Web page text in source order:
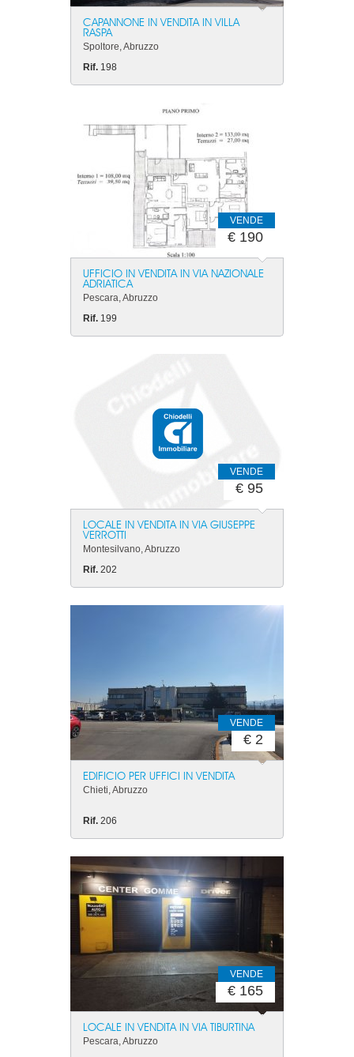
CAPANNONE IN VENDITA IN VILLA
RASPA
Spoltore, Abruzzo
Rif. 198
VENDE
€ 190
UFFICIO IN VENDITA IN VIA NAZIONALE
ADRIATICA
Pescara, Abruzzo
Rif. 199
VENDE
€ 95
LOCALE IN VENDITA IN VIA GIUSEPPE
VERROTTI
Montesilvano, Abruzzo
Rif. 202
VENDE
€ 2
EDIFICIO PER UFFICI IN VENDITA
Chieti, Abruzzo
Rif. 206
VENDE
€ 165
LOCALE IN VENDITA IN VIA TIBURTINA
Pescara, Abruzzo